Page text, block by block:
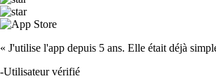
« J'utilise l'app depuis 5 ans. Elle était déjà
-Utilisateur vérifié